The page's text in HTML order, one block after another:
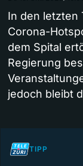
In den letzten
Corona-
dem Spital
Regierung
jedoch bleibt
TIPP